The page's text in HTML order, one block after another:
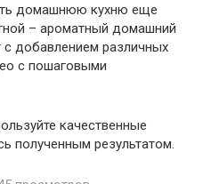
домашнюю кухню еще
– ароматный домашний
добавлением различных
с пошаговыми
качественные
полученным результатом.